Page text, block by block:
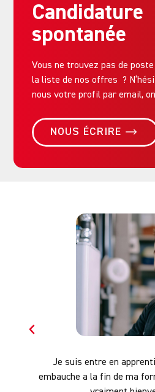
Candidature
spontanée
Vous ne trouvez pas de
la liste de nos offres ?
nous votre profil par email,
NOUS ÉCRIRE
Je suis entre en
embauche a la fin de ma